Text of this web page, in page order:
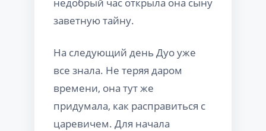
заветную тайну.
На следующий день Дуо уже
все знала. Не теряя даром
времени, она тут же
придумала, как расправиться с
царевичем. Для начала